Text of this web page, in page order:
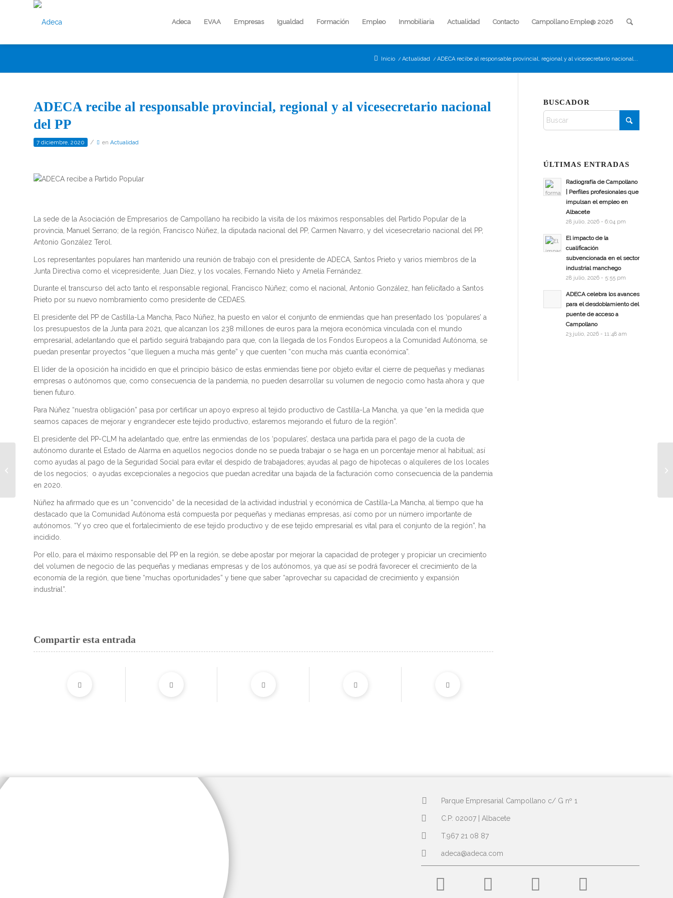
Adeca EVAA Empresas Igualdad Formación Empleo Inmobiliaria Actualidad Contacto Campollano Emple@ 2026
Inicio / Actualidad / ADECA recibe al responsable provincial, regional y al vicesecretario nacional...
ADECA recibe al responsable provincial, regional y al vicesecretario nacional
del PP
7 diciembre, 2020 / en Actualidad
La sede de la Asociación de Empresarios de Campollano ha recibido la visita de los máximos responsables del Partido Popular de la
provincia, Manuel Serrano; de la región, Francisco Núñez, la diputada nacional del PP, Carmen Navarro, y del vicesecretario nacional del PP,
Antonio González Terol.
Los representantes populares han mantenido una reunión de trabajo con el presidente de ADECA, Santos Prieto y varios miembros de la
Junta Directiva como el vicepresidente, Juan Díez, y los vocales, Fernando Nieto y Amelia Fernández.
Durante el transcurso del acto tanto el responsable regional, Francisco Núñez; como el nacional, Antonio González, han felicitado a Santos
Prieto por su nuevo nombramiento como presidente de CEDAES.
El presidente del PP de Castilla-La Mancha, Paco Núñez, ha puesto en valor el conjunto de enmiendas que han presentado los ‘populares’ a
los presupuestos de la Junta para 2021, que alcanzan los 238 millones de euros para la mejora económica vinculada con el mundo
empresarial, adelantando que el partido seguirá trabajando para que, con la llegada de los Fondos Europeos a la Comunidad Autónoma, se
puedan presentar proyectos “que lleguen a mucha más gente” y que cuenten “con mucha más cuantía económica”.
El líder de la oposición ha incidido en que el principio básico de estas enmiendas tiene por objeto evitar el cierre de pequeñas y medianas
empresas o autónomos que, como consecuencia de la pandemia, no pueden desarrollar su volumen de negocio como hasta ahora y que
tienen futuro.
Para Núñez “nuestra obligación” pasa por certificar un apoyo expreso al tejido productivo de Castilla-La Mancha, ya que “en la medida que
seamos capaces de mejorar y engrandecer este tejido productivo, estaremos mejorando el futuro de la región”.
El presidente del PP-CLM ha adelantado que, entre las enmiendas de los ‘populares’, destaca una partida para el pago de la cuota de
autónomo durante el Estado de Alarma en aquellos negocios donde no se pueda trabajar o se haga en un porcentaje menor al habitual; así
como ayudas al pago de la Seguridad Social para evitar el despido de trabajadores; ayudas al pago de hipotecas o alquileres de los locales
de los negocios; o ayudas excepcionales a negocios que puedan acreditar una bajada de la facturación como consecuencia de la pandemia
en 2020.
Núñez ha afirmado que es un “convencido” de la necesidad de la actividad industrial y económica de Castilla-La Mancha, al tiempo que ha
destacado que la Comunidad Autónoma está compuesta por pequeñas y medianas empresas, así como por un número importante de
autónomos. “Y yo creo que el fortalecimiento de ese tejido productivo y de ese tejido empresarial es vital para el conjunto de la región”, ha
incidido.
Por ello, para el máximo responsable del PP en la región, se debe apostar por mejorar la capacidad de proteger y propiciar un crecimiento
del volumen de negocio de las pequeñas y medianas empresas y de los autónomos, ya que así se podrá favorecer el crecimiento de la
economía de la región, que tiene “muchas oportunidades” y tiene que saber “aprovechar su capacidad de crecimiento y expansión
industrial”.
Compartir esta entrada
BUSCADOR
ÚLTIMAS ENTRADAS
Radiografía de Campollano
| Perfiles profesionales que
impulsan el empleo en
Albacete
28 julio, 2026 - 6:04 pm
El impacto de la
cualificación
subvencionada en el sector
industrial manchego
28 julio, 2026 - 5:55 pm
ADECA celebra los avances
para el desdoblamiento del
puente de acceso a
Campollano
23 julio, 2026 - 11:48 am
Parque Empresarial Campollano c/ G nº 1
C.P: 02007 | Albacete
T.967 21 08 87
adeca@adeca.com
El presidente de
ADECA es elegido
presidente de CEDAES,
la Confederación